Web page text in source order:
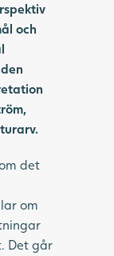
och
det
om
Det går